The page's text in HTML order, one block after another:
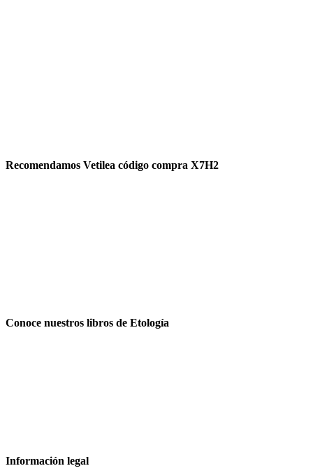
Recomendamos Vetilea código compra X7H2
Conoce nuestros libros de Etología
Información legal